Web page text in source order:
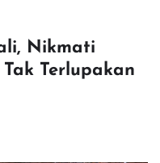
Nikmati
Terlupakan